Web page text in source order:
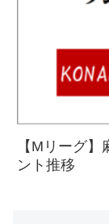
【Mリーグ
ント推移